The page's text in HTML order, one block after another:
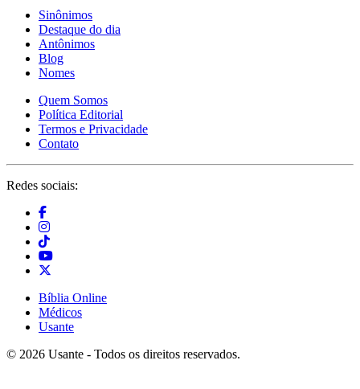
Sinônimos
Destaque do dia
Antônimos
Blog
Nomes
Quem Somos
Política Editorial
Termos e Privacidade
Contato
Redes sociais:
Bíblia Online
Médicos
Usante
© 2026 Usante - Todos os direitos reservados.